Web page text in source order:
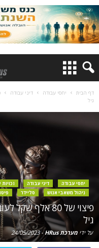
דף הבית יחסי עבודה דיני עבודה
גיל
יחסי עבודה דיני עבודה
ניהול משאבי אנוש
סליידר
פיצוי של 80
גיל
על ידי מערכת HRus -
24/05/2023